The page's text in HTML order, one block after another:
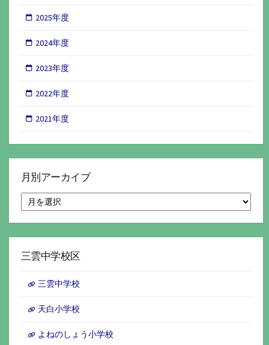
2025年度
2024年度
2023年度
2022年度
2021年度
月別アーカイブ
別
ア
イ
三雲中学校区
三雲中学校
天白小学校
よねのしょう小学校